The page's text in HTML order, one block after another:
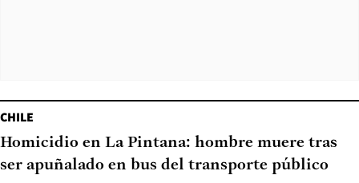
CHILE
Homicidio en La Pintana: hombre muere tras
ser apuñalado en bus del transporte público